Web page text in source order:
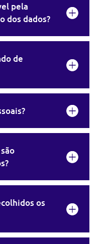
pela
dos dados?
de
os